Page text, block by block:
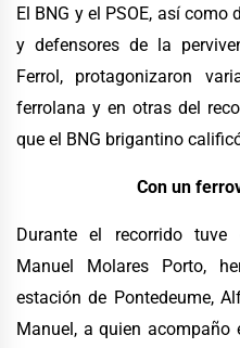
El BNG y el PSOE, así
y defensores de la
Ferrol, protagonizaron
ferrolana y en otras del
que el BNG brigantino
Con un
Durante el recorrido
Manuel Molares Porto,
estación de Pontedeume,
Manuel, a quien